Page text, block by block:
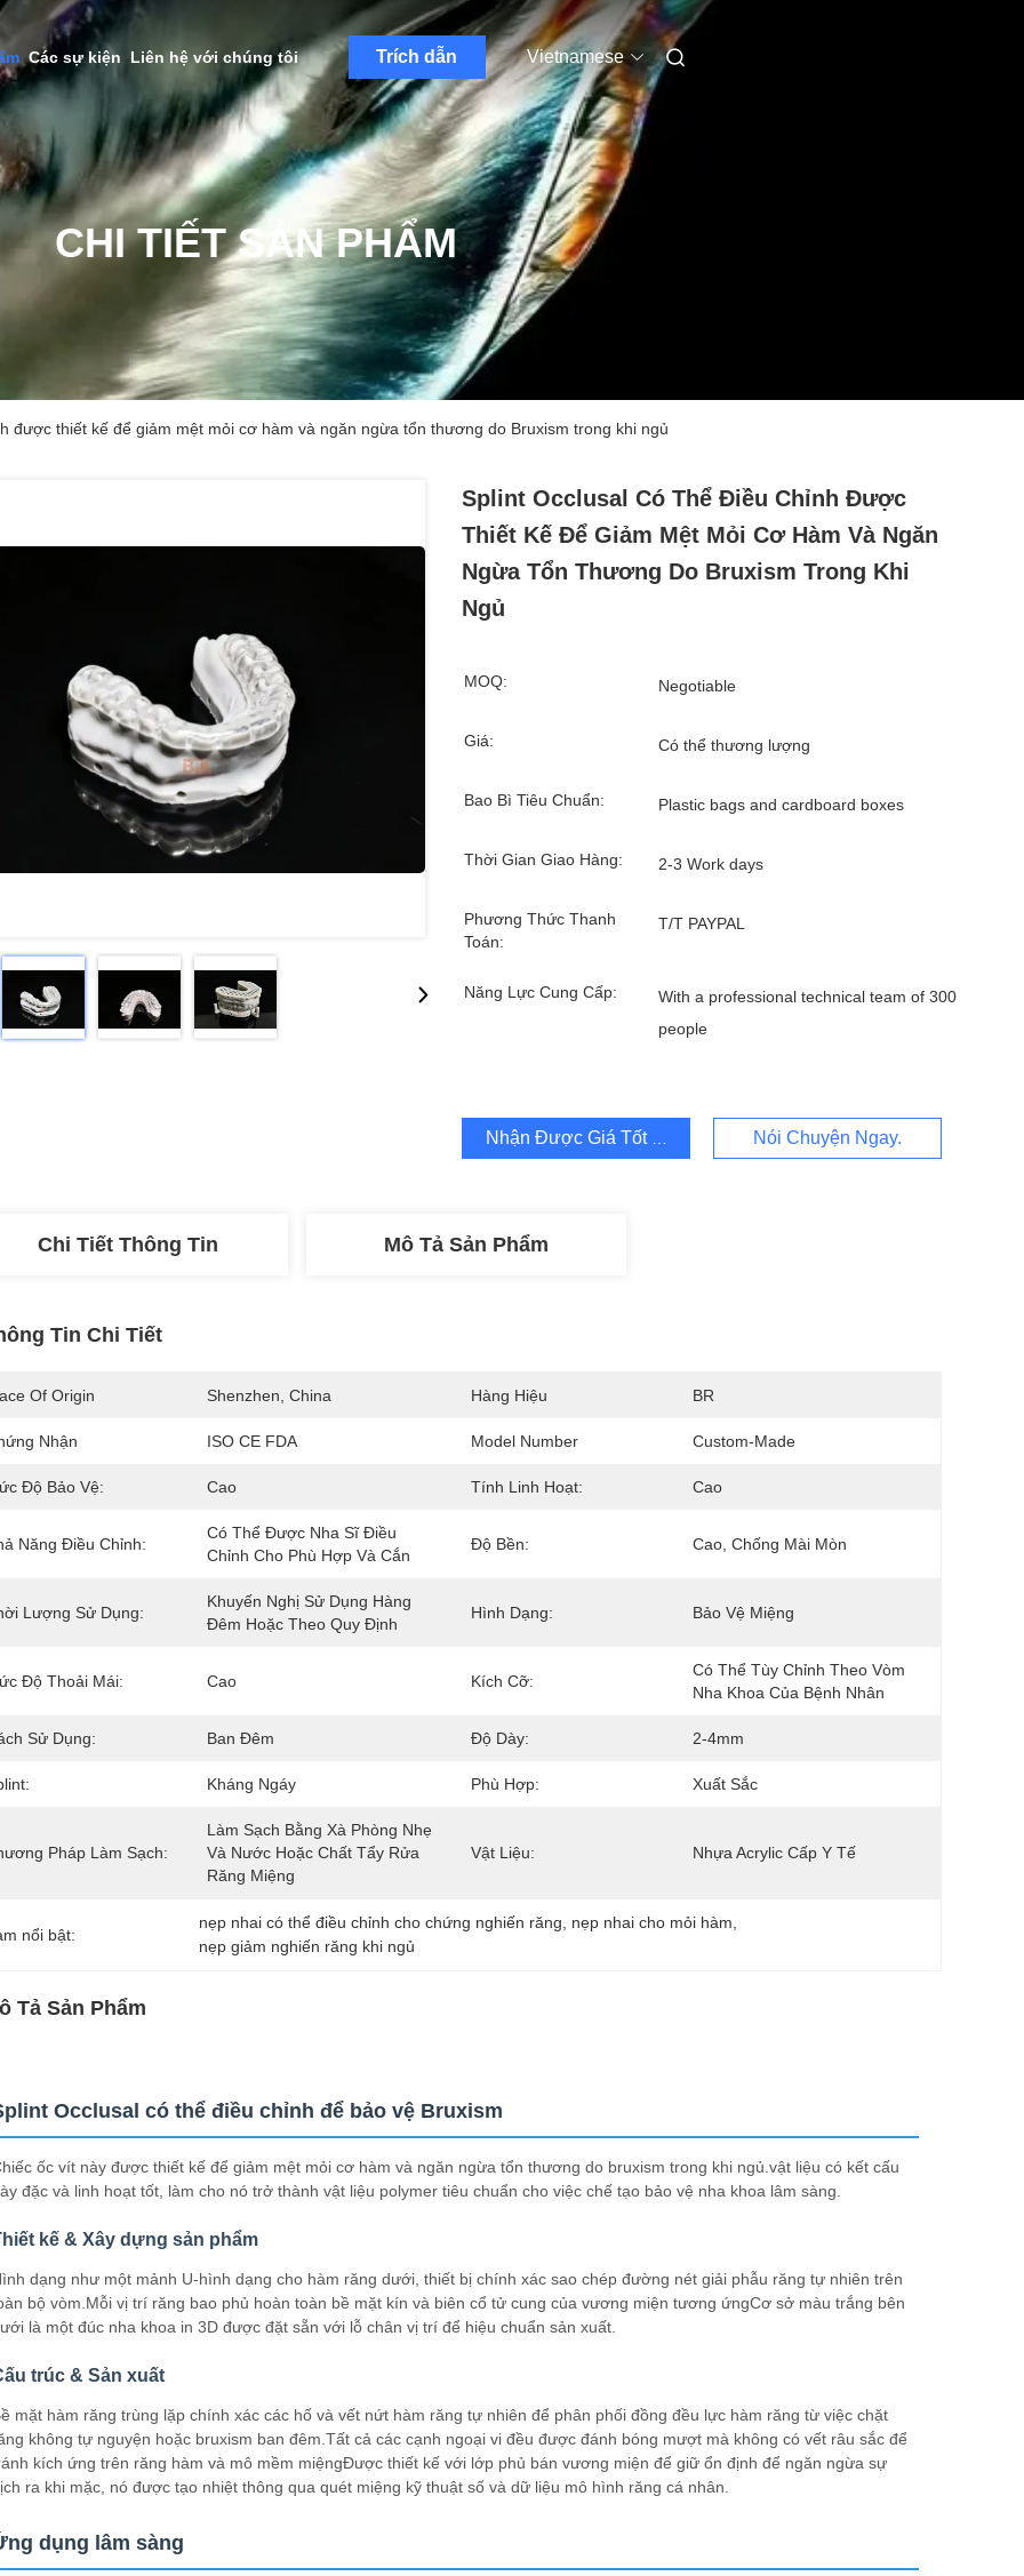
Các sự kiện Liên hệ với chúng tôi Trích dẫn Vietnamese
CHI TIẾT SẢN PHẨM
được thiết kế để giảm mệt mỏi cơ hàm và ngăn ngừa tổn thương do Bruxism trong khi ngủ
Splint Occlusal Có Thể Điều Chỉnh Được
Thiết Kế Để Giảm Mệt Mỏi Cơ Hàm Và Ngăn
Ngừa Tổn Thương Do Bruxism Trong Khi
Ngủ
MOQ: Negotiable
Giá: Có thể thương lượng
Bao Bì Tiêu Chuẩn: Plastic bags and cardboard boxes
Thời Gian Giao Hàng: 2-3 Work days
Phương Thức Thanh
Toán:
T/T PAYPAL
Năng Lực Cung Cấp:
With a professional technical team of 300
people
Nhận Được Giá Tốt Nhất Nói Chuyện Ngay.
Chi Tiết Thông Tin Mô Tả Sản Phẩm
Tin Chi Tiết
Of Origin Shenzhen, China Hàng Hiệu BR
Nhận ISO CE FDA Model Number Custom-Made
Độ Bảo Vệ: Cao Tính Linh Hoạt: Cao
Năng Điều Chỉnh:
Có Thể Được Nha Sĩ Điều
Chỉnh Cho Phù Hợp Và Cắn
Độ Bền: Cao, Chống Mài Mòn
Lượng Sử Dụng:
Khuyến Nghị Sử Dụng Hàng
Đêm Hoặc Theo Quy Định
Hình Dạng: Bảo Vệ Miệng
Độ Thoải Mái: Cao Kích Cỡ:
Có Thể Tùy Chỉnh Theo Vòm
Nha Khoa Của Bệnh Nhân
Sử Dụng: Ban Đêm Độ Dày: 2-4mm
Kháng Ngáy Phù Hợp: Xuất Sắc
Pháp Làm Sạch:
Làm Sạch Bằng Xà Phòng Nhẹ
Và Nước Hoặc Chất Tẩy Rửa
Răng Miệng
Vật Liệu: Nhựa Acrylic Cấp Y Tế
nổi bật:
nẹp nhai có thể điều chỉnh cho chứng nghiến răng nẹp nhai cho mỏi hàm
nẹp giảm nghiến răng khi ngủ
Tả Sản Phẩm
Occlusal có thể điều chỉnh để bảo vệ Bruxism
ốc vít này được thiết kế để giảm mệt mỏi cơ hàm và ngăn ngừa tổn thương do bruxism trong khi ngủ.vật liệu có kết cấu
đặc và linh hoạt tốt, làm cho nó trở thành vật liệu polymer tiêu chuẩn cho việc chế tạo bảo vệ nha khoa lâm sàng.
kế & Xây dựng sản phẩm
dạng như một mảnh U-hình dạng cho hàm răng dưới, thiết bị chính xác sao chép đường nét giải phẫu răng tự nhiên trên
bộ vòm.Mỗi vị trí răng bao phủ hoàn toàn bề mặt kín và biên cổ tử cung của vương miện tương ứngCơ sở màu trắng bên
là một đúc nha khoa in 3D được đặt sẵn với lỗ chân vị trí để hiệu chuẩn sản xuất.
trúc & Sản xuất
mặt hàm răng trùng lặp chính xác các hố và vết nứt hàm răng tự nhiên để phân phối đồng đều lực hàm răng từ việc chặt
không tự nguyện hoặc bruxism ban đêm.Tất cả các cạnh ngoại vi đều được đánh bóng mượt mà không có vết râu sắc để
kích ứng trên răng hàm và mô mềm miệngĐược thiết kế với lớp phủ bán vương miện để giữ ổn định để ngăn ngừa sự
ra khi mặc, nó được tạo nhiệt thông qua quét miệng kỹ thuật số và dữ liệu mô hình răng cá nhân.
dụng lâm sàng